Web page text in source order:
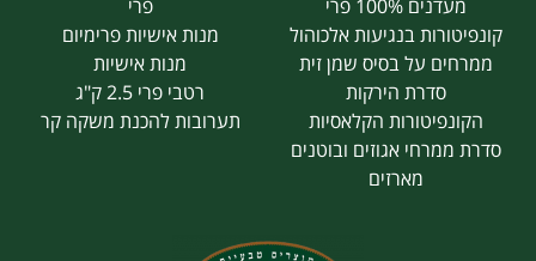
מעדנים 100% פרי
קונפיטורות בנגיעות אלכוהול
ממרחים על בסיס שמן זית
סדרת הירקות
הקונפיטורות הקלאסיות
סדרת ממרחי אגוזים ובוטנים
מארזים
פרי
מנות אישיות פרימיום
מנות אישיות
רטבי פרי 2.5 ק"ג
תערובות להכנת משקה קר